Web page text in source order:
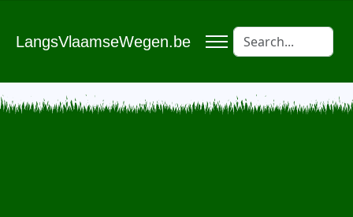
LangsVlaamseWegen.be